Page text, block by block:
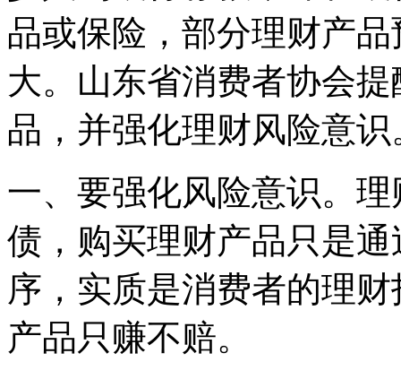
品或保险，部分理财产
大。山东省消费者协会
品，并强化理财风险意识
一、要强化风险意识。
债，购买理财产品只是
序，实质是消费者的理
产品只赚不赔。